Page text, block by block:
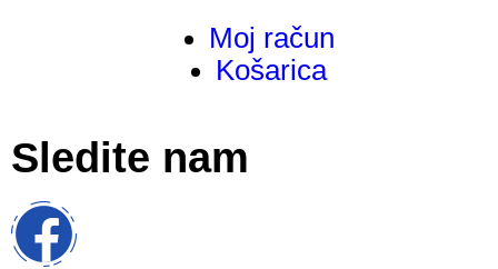
Moj račun
Košarica
Sledite nam